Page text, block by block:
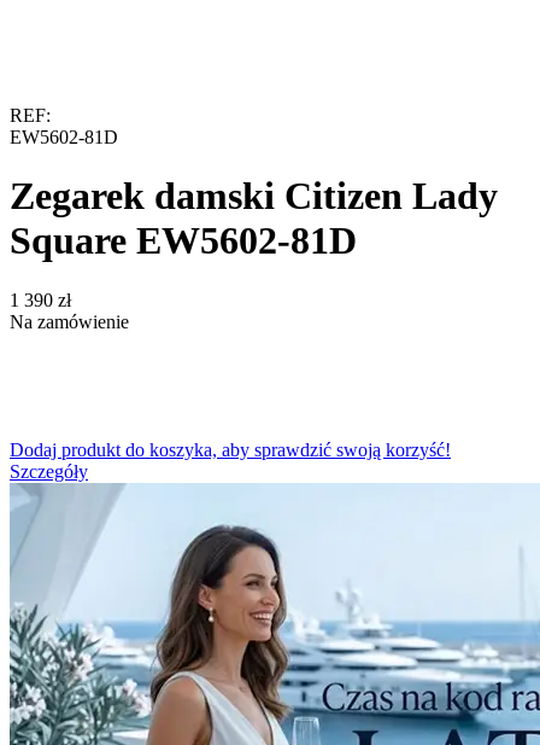
REF:
EW5602-81D
Zegarek damski Citizen Lady
Square EW5602-81D
‍1 390‍ zł
Na zamówienie
Dodaj produkt do koszyka, aby sprawdzić swoją korzyść!
Szczegóły